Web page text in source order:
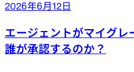
2026年6月12日
エージェントがマイグレ
誰が承認するのか？